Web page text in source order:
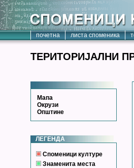
почетна листа споменика
ТЕРИТОРИЈАЛНИ
Мапа
Окрузи
Општине
ЛЕГЕНДА
Споменици културе
Знаменита места